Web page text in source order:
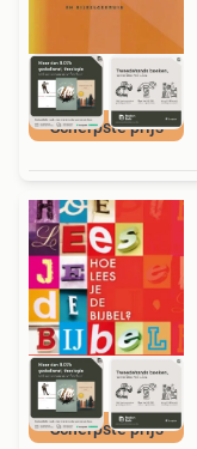
Scherpste prijs
Scherpste prijs